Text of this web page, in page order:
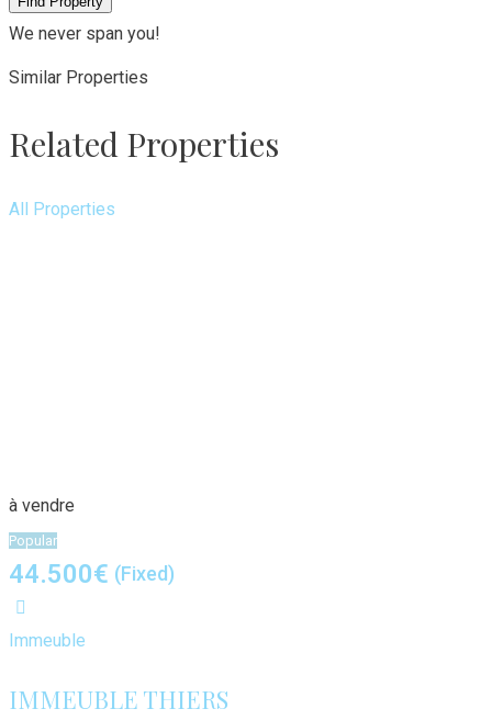
We never span you!
Similar Properties
Related Properties
All Properties
à vendre
Popular
44.500€ (Fixed)
Immeuble
IMMEUBLE THIERS